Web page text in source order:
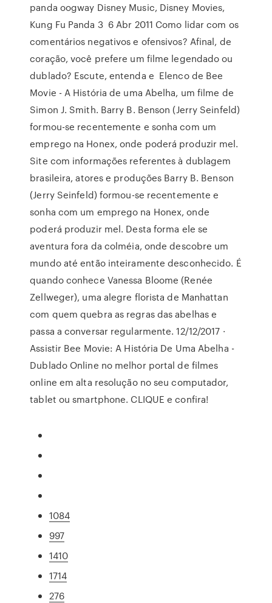
panda oogway Disney Music, Disney Movies,
Kung Fu Panda 3 6 Abr 2011 Como lidar com os
comentários negativos e ofensivos? Afinal, de
coração, você prefere um filme legendado ou
dublado? Escute, entenda e Elenco de Bee
Movie - A História de uma Abelha, um filme de
Simon J. Smith. Barry B. Benson (Jerry Seinfeld)
formou-se recentemente e sonha com um
emprego na Honex, onde poderá produzir mel.
Site com informações referentes à dublagem
brasileira, atores e produções Barry B. Benson
(Jerry Seinfeld) formou-se recentemente e
sonha com um emprego na Honex, onde
poderá produzir mel. Desta forma ele se
aventura fora da colméia, onde descobre um
mundo até então inteiramente desconhecido. É
quando conhece Vanessa Bloome (Renée
Zellweger), uma alegre florista de Manhattan
com quem quebra as regras das abelhas e
passa a conversar regularmente. 12/12/2017 ·
Assistir Bee Movie: A História De Uma Abelha -
Dublado Online no melhor portal de filmes
online em alta resolução no seu computador,
tablet ou smartphone. CLIQUE e confira!
1084
997
1410
1714
276